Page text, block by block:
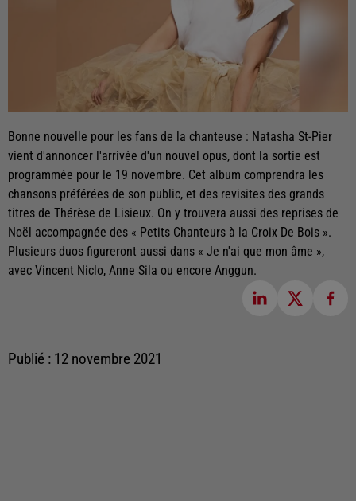
Bonne nouvelle pour les fans de la chanteuse : Natasha St-Pier
vient d'annoncer l'arrivée d'un nouvel opus, dont la sortie est
programmée pour le 19 novembre. Cet album comprendra les
chansons préférées de son public, et des revisites des grands
titres de Thérèse de Lisieux. On y trouvera aussi des reprises de
Noël accompagnée des « Petits Chanteurs à la Croix De Bois ».
Plusieurs duos figureront aussi dans « Je n'ai que mon âme »,
avec Vincent Niclo, Anne Sila ou encore Anggun.
Publié : 12 novembre 2021